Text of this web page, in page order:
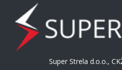
Super Strela d.o.o.,